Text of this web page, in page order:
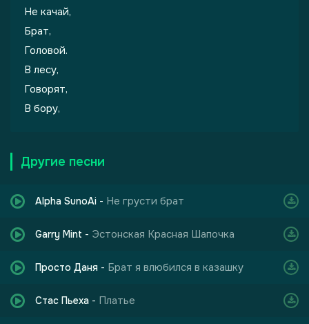
Не качай,
Брат,
Головой.
В лесу,
Говорят,
В бору,
Другие песни
Alpha SunoAi - Не грусти брат
Garry Mint - Эстонская Красная Шапочка
Просто Даня - Брат я влюбился в казашку
Стас Пьеха - Платье